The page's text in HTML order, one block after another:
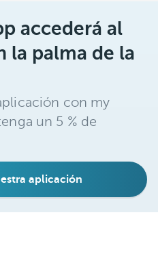
accederá al
la palma de la
con my
un 5 % de
aplicación